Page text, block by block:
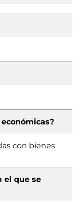
con bienes
el que se